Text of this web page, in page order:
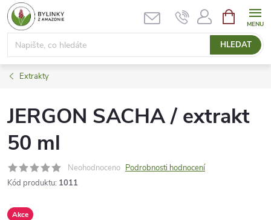
Přejít
na
obsah
HLEDAT
NÁKUPNÍ
KOŠÍK
Extrakty
JERGON SACHA / extrakt
50 ml
Neohodnoceno Podrobnosti hodnocení
Kód produktu: 1011
Akce